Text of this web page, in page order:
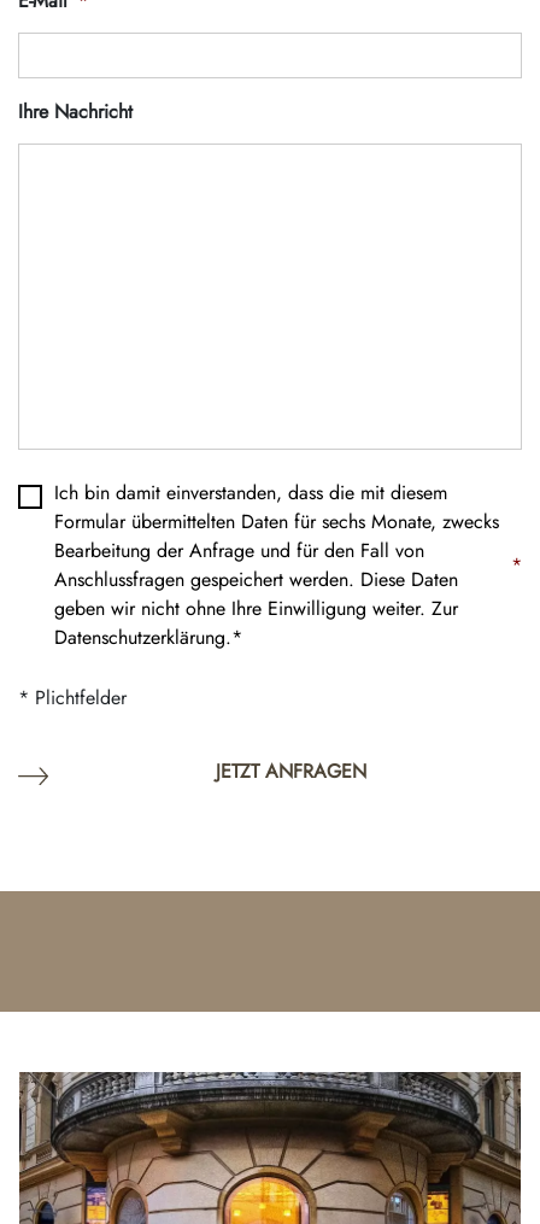
Ihre Nachricht
Datenschutz *
Ich bin damit einverstanden, dass die mit diesem
Formular übermittelten Daten für sechs Monate, zwecks
Bearbeitung der Anfrage und für den Fall von
Anschlussfragen gespeichert werden. Diese Daten
geben wir nicht ohne Ihre Einwilligung weiter. Zur
Datenschutzerklärung.*
*
* Plichtfelder